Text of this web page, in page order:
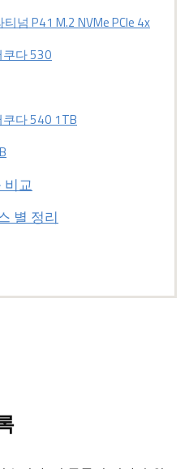
넘 P41 M.2 NVMe PCIe 4x
다 530
다 540 1TB
비교
별 정리